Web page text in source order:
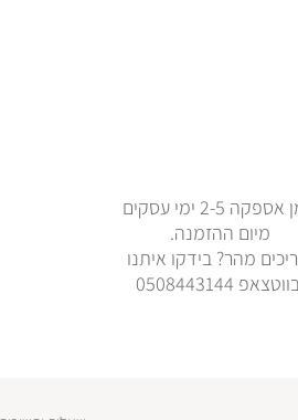
זמן אספקה 2-5 ימי עסקים
מיום ההזמנה.
מהר? בידקו איתנו
0508443144